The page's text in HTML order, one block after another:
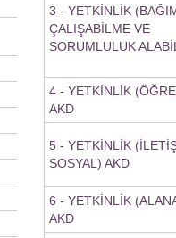
3 - YETKİNLİK
ÇALIŞABİLME VE
SORUMLULUK
4 - YETKİNLİK
AKD
5 - YETKİNLİK
SOSYAL) AKD
6 - YETKİNLİK
AKD